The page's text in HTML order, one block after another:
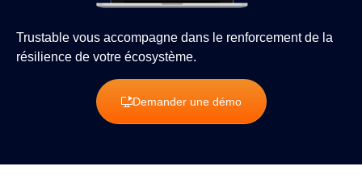
Trustable vous accompagne dans le renforcement de la
résilience de votre écosystème.
Demander une démo